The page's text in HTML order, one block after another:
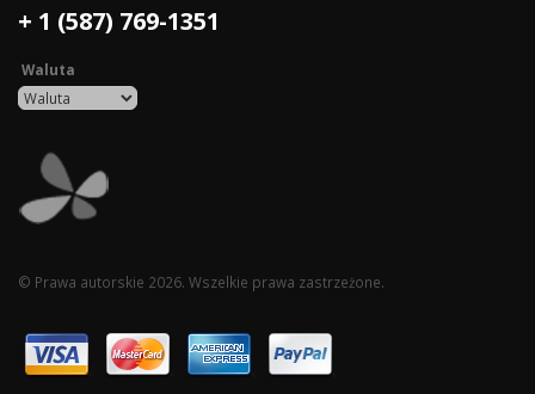
+ 1 (587) 769-1351
Waluta
© Prawa autorskie 2026. Wszelkie prawa zastrzeżone.